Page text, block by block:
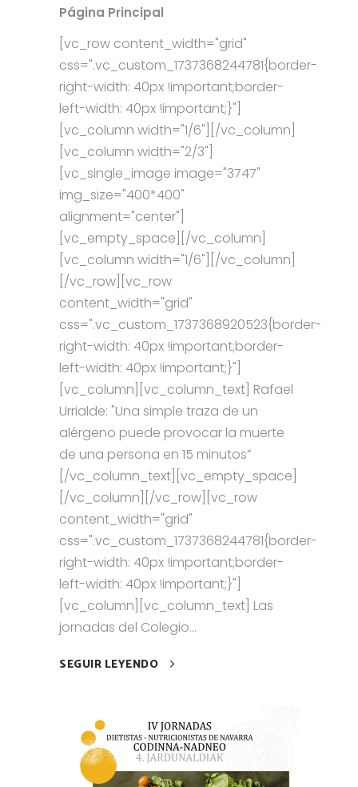
Página Principal
[vc_row content_width="grid"
css=".vc_custom_1737368244781{border-
right-width: 40px !important;border-
left-width: 40px !important;}"]
[vc_column width="1/6"][/vc_column]
[vc_column width="2/3"]
[vc_single_image image="3747"
img_size="400*400"
alignment="center"]
[vc_empty_space][/vc_column]
[vc_column width="1/6"][/vc_column]
[/vc_row][vc_row
content_width="grid"
css=".vc_custom_1737368920523{border-
right-width: 40px !important;border-
left-width: 40px !important;}"]
[vc_column][vc_column_text] Rafael
Urrialde: "Una simple traza de un
alérgeno puede provocar la muerte
de una persona en 15 minutos”
[/vc_column_text][vc_empty_space]
[/vc_column][/vc_row][vc_row
content_width="grid"
css=".vc_custom_1737368244781{border-
right-width: 40px !important;border-
left-width: 40px !important;}"]
[vc_column][vc_column_text] Las
jornadas del Colegio...
SEGUIR LEYENDO